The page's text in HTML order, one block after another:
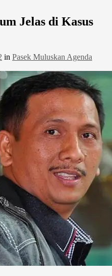
Jelas di Kasus
in Pasek Muluskan Agenda